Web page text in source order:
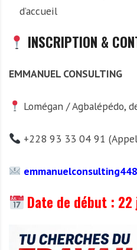
d’accueil
INSCRIPTION &
EMMANUEL CONSULTING
Lomégan / Agbalépédo,
+228 93 33 04 91
Date de début :